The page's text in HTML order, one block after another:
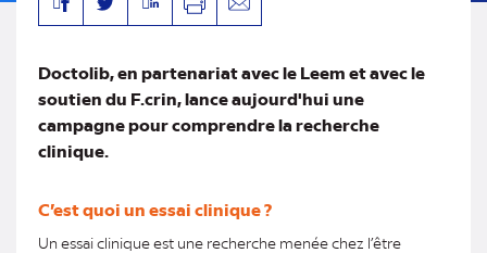
FacebookTwitterLinkedinImprimerEnvoyer
Doctolib, en partenariat avec le Leem et avec le
soutien du F.crin, lance aujourd'hui une
campagne pour comprendre la recherche
clinique.
C’est quoi un essai clinique ?
Un essai clinique est une recherche menée chez l’être